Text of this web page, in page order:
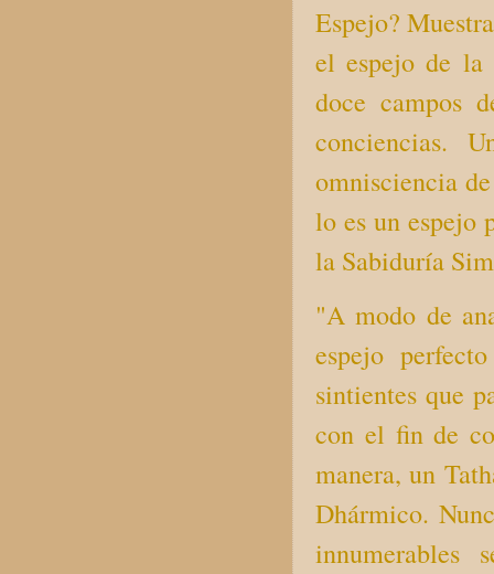
Espejo?
el espejo de la
doce campos
conciencias.
omnisciencia
lo es un espejo
la Sabiduría
"A modo de
espejo
sintientes que
con el fin de
manera, un
Dhármico.
innumerables